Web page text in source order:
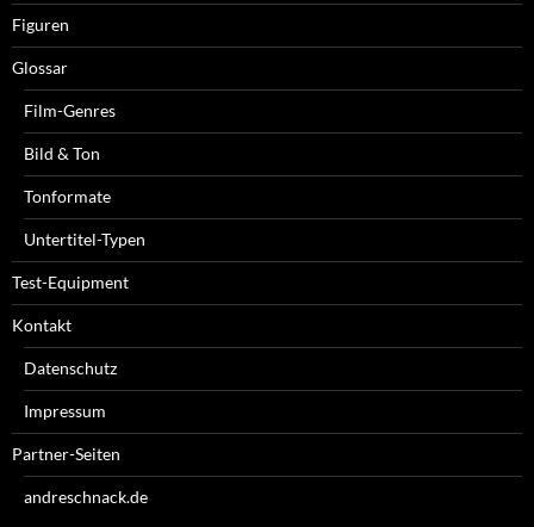
Figuren
Glossar
Film-Genres
Bild & Ton
Tonformate
Untertitel-Typen
Test-Equipment
Kontakt
Datenschutz
Impressum
Partner-Seiten
andreschnack.de